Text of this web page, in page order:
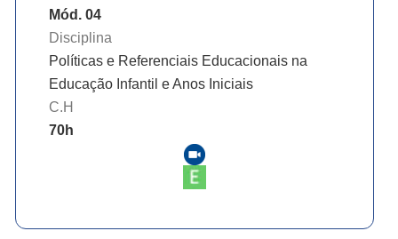
Mód. 04
Disciplina
Políticas e Referenciais Educacionais na
Educação Infantil e Anos Iniciais
C.H
70h